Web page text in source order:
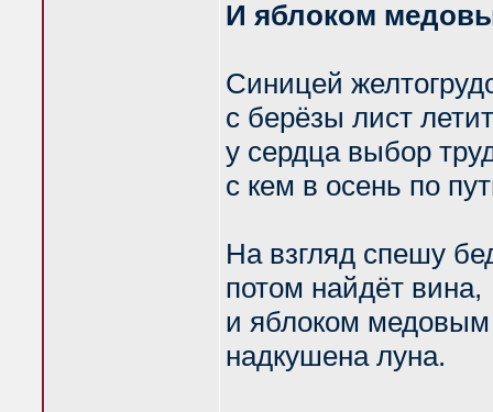
И яблоком
Синицей
с берёзы лист
у сердца выбор
с кем в осень по
На взгляд спешу
потом найдёт вина,
и яблоком медовым
надкушена луна.